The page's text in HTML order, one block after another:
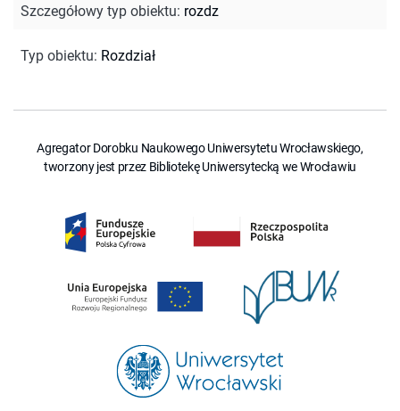
Szczegółowy typ obiektu: rozdz
Typ obiektu: Rozdział
Agregator Dorobku Naukowego Uniwersytetu Wrocławskiego,
tworzony jest przez Bibliotekę Uniwersytecką we Wrocławiu